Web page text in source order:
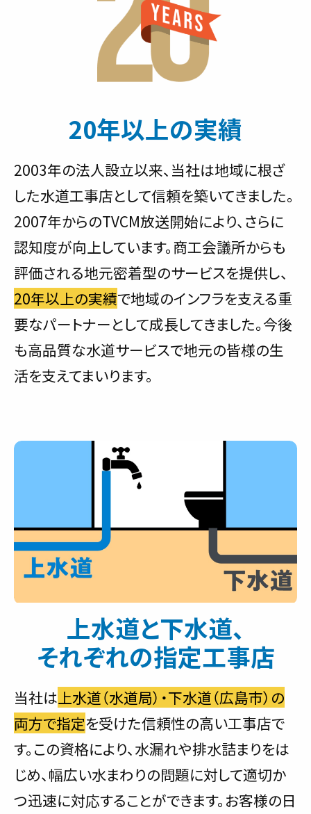
20年以上の実績
2003年の法人設立以来、当社は地域に根ざ
した水道工事店として信頼を築いてきました。
2007年からのTVCM放送開始により、さらに
認知度が向上しています。商工会議所からも
評価される地元密着型のサービスを提供し、
20年以上の実績で地域のインフラを支える重
要なパートナーとして成長してきました。今後
も高品質な水道サービスで地元の皆様の生
活を支えてまいります。
上水道と下水道、
それぞれの指定工事店
当社は 上水道（水道局）・下水道（広島市）の
両方で指定を受けた信頼性の高い工事店で
す。この資格により、水漏れや排水詰まりをは
じめ、幅広い水まわりの問題に対して適切か
つ迅速に対応することができます。お客様の日